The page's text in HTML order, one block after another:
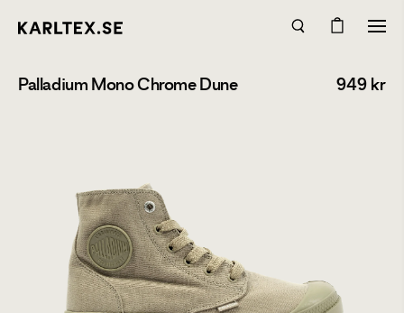
Palladium Mono Chrome Dune 949 kr